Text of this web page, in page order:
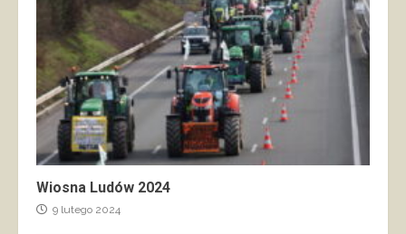
Wiosna Ludów 2024
9 lutego 2024